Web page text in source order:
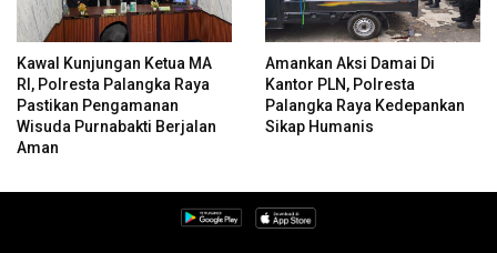
Kawal Kunjungan Ketua MA
RI, Polresta Palangka Raya
Pastikan Pengamanan
Wisuda Purnabakti Berjalan
Aman
Amankan Aksi Damai Di
Kantor PLN, Polresta
Palangka Raya Kedepankan
Sikap Humanis